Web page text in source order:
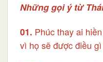
Những gọi ý từ
01. Phúc thay ai
vì họ sẽ được điều